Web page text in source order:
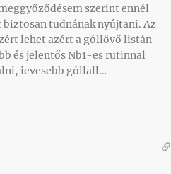
szerint ennél
tudnának nyújtani. Az
lehet azért a góllövő listán
és jelentős Nb1-es rutinnal
ievesebb góllall…